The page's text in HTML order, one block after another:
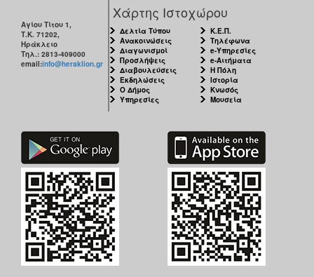
Αγίου Τίτου 1,
Τ.Κ. 71202,
Ηράκλειο
Τηλ.: 2813-409000
email:info@heraklion.gr
Χάρτης Ιστοχώρου
Δελτία Τύπου
Ανακοινώσεις
Διαγωνισμοί
Προσλήψεις
Διαβουλεύσεις
Εκδηλώσεις
Ο Δήμος
Υπηρεσίες
Κ.Ε.Π.
Τηλέφωνα
e-Υπηρεσίες
e-Αιτήματα
Η Πόλη
Ιστορία
Κνωσός
Μουσεία